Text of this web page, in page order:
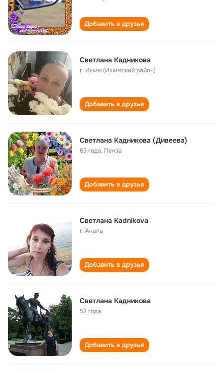
Добавить в друзья
Светлана Кадникова
г. Ишим (Ишимский район)
Добавить в друзья
Светлана Кадникова (Дивеева)
63 года, Пенза
Добавить в друзья
Светлана Kadnikova
г. Анапа
Добавить в друзья
Светлана Кадникова
52 года
Добавить в друзья